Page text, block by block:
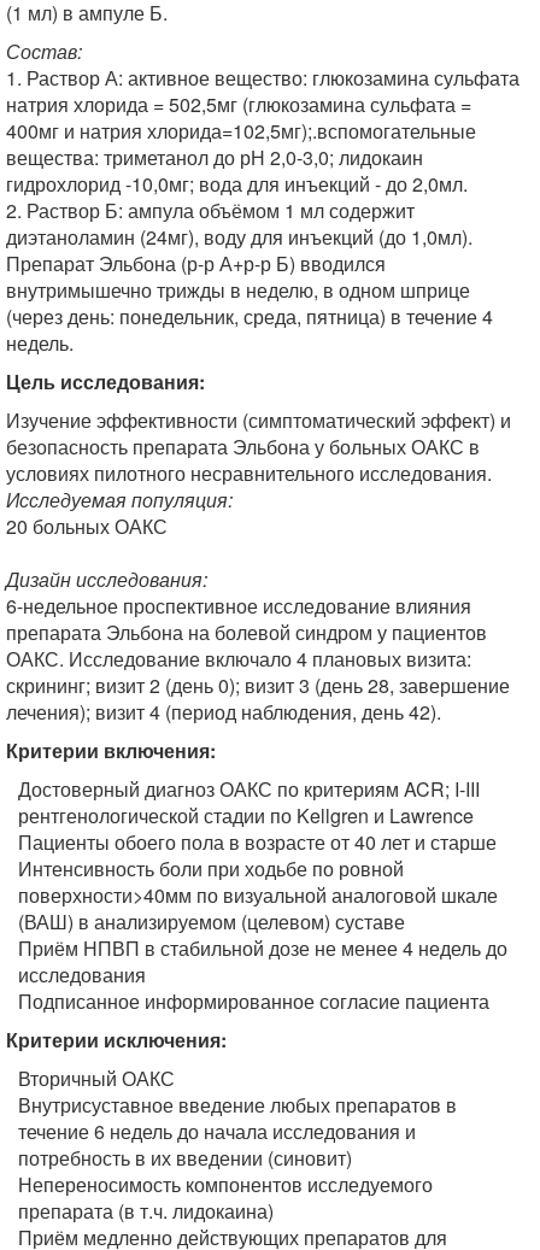
(1 мл) в ампуле Б.
Состав:
1. Раствор А: активное вещество: глюкозамина сульфата
натрия хлорида = 502,5мг (глюкозамина сульфата =
400мг и натрия хлорида=102,5мг);.вспомогательные
вещества: триметанол до рН 2,0-3,0; лидокаин
гидрохлорид -10,0мг; вода для инъекций - до 2,0мл.
2. Раствор Б: ампула объёмом 1 мл содержит
диэтаноламин (24мг), воду для инъекций (до 1,0мл).
Препарат Эльбона (р-р А+р-р Б) вводился
внутримышечно трижды в неделю, в одном шприце
(через день: понедельник, среда, пятница) в течение 4
недель.
Цель исследования:
Изучение эффективности (симптоматический эффект) и
безопасность препарата Эльбона у больных ОАКС в
условиях пилотного несравнительного исследования.
Исследуемая популяция:
20 больных ОАКС
Дизайн исследования:
6-недельное проспективное исследование влияния
препарата Эльбона на болевой синдром у пациентов
ОАКС. Исследование включало 4 плановых визита:
скрининг; визит 2 (день 0); визит 3 (день 28, завершение
лечения); визит 4 (период наблюдения, день 42).
Критерии включения:
Достоверный диагноз ОАКС по критериям ACR; I-III
рентгенологической стадии по Kellgren и Lawrence
Пациенты обоего пола в возрасте от 40 лет и старше
Интенсивность боли при ходьбе по ровной
поверхности>40мм по визуальной аналоговой шкале
(ВАШ) в анализируемом (целевом) суставе
Приём НПВП в стабильной дозе не менее 4 недель до
исследования
Подписанное информированное согласие пациента
Критерии исключения:
Вторичный ОАКС
Внутрисуставное введение любых препаратов в
течение 6 недель до начала исследования и
потребность в их введении (синовит)
Непереносимость компонентов исследуемого
препарата (в т.ч. лидокаина)
Приём медленно действующих препаратов для